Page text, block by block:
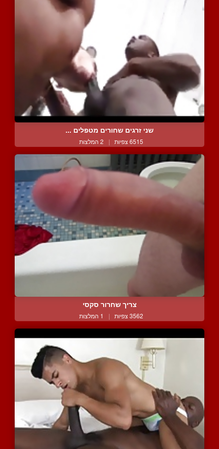
שני זרגים שחורים מטפלים ...
6515 צפיות | 2 המלצות
צריך שחרור סקסי
3562 צפיות | 1 המלצות